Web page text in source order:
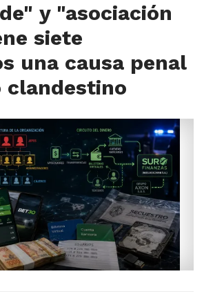
y "asociación
siete
una causa penal
clandestino